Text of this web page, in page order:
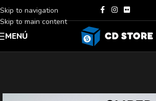
Skip to navigation
Skip to main content
MENÚ